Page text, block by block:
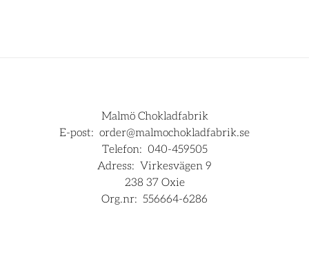
Malmö Chokladfabrik
E-post: order@malmochokladfabrik.se
Telefon: 040-459505
Adress: Virkesvägen 9
238 37 Oxie
Org.nr:
556664-6286